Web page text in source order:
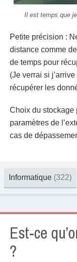
Il est temps que
Petite précision :
distance comme
de temps pour
(Je verrai si
récupérer les
Choix du stockage
paramètres de
cas de
Informatique (322)
Est-ce
?